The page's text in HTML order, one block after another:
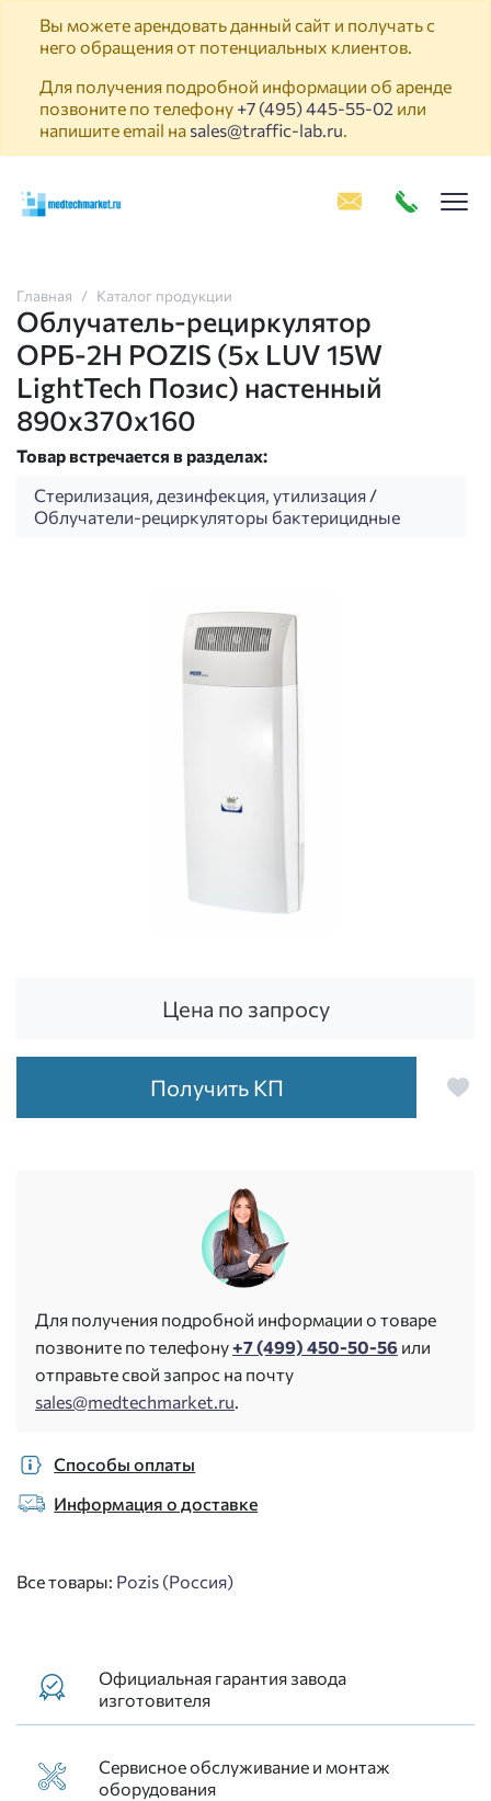
Вы можете арендовать данный сайт и получать с
него обращения от потенциальных клиентов.
Для получения подробной информации об аренде
позвоните по телефону +7 (495) 445-55-02 или
напишите email на sales@traffic-lab.ru.
Главная Каталог продукции
Облучатель-рециркулятор
ОРБ-2Н POZIS (5х LUV 15W
LightTech Позис) настенный
890х370х160
Товар встречается в разделах:
Стерилизация, дезинфекция, утилизация /
Облучатели-рециркуляторы бактерицидные
Цена по запросу
Получить КП
Для получения подробной информации о товаре
позвоните по телефону+7 (499) 450-50-56 или
отправьте свой запрос на почту
sales@medtechmarket.ru
Способы оплаты
Информация о доставке
Все товары: Pozis (Россия)
Официальная гарантия завода
изготовителя
Сервисное обслуживание и монтаж
оборудования